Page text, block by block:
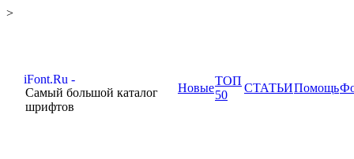
>
Самый большой каталог
шрифтов
Новые
ТОП
50
СТАТЬИПомощь